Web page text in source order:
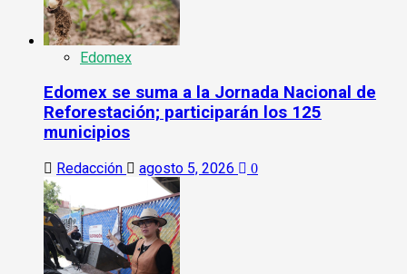
Edomex
Edomex se suma a la Jornada Nacional de
Reforestación; participarán los 125
municipios
Redacción agosto 5, 2026 0